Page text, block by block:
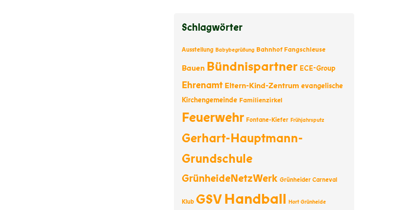
Schlagwörter
Ausstellung Babybegrüßung Bahnhof Fangschleuse
Bauen Bündnispartner ECE-Group
Ehrenamt Eltern-Kind-Zentrum evangelische
Kirchengemeinde Familienzirkel
Feuerwehr Fontane-Kiefer Frühjahrsputz
Gerhart-Hauptmann-
Grundschule
GrünheideNetzWerk Grünheider Carneval
Klub GSVHandball Hort Grünheide